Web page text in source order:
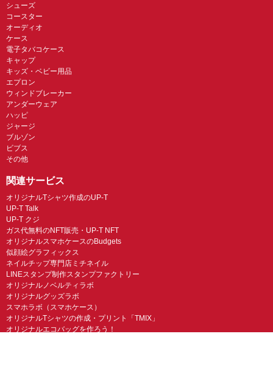
シューズ
コースター
オーディオ
ケース
電子タバコケース
キャップ
キッズ・ベビー用品
エプロン
ウィンドブレーカー
アンダーウェア
ハッピ
ジャージ
ブルゾン
ビブス
その他
関連サービス
オリジナルTシャツ作成のUP-T
UP-T Talk
UP-T クジ
ガス代無料のNFT販売・UP-T NFT
オリジナルスマホケースのBudgets
似顔絵グラフィックス
ネイルチップ専門店ミチネイル
LINEスタンプ制作スタンプファクトリー
オリジナルノベルティラボ
オリジナルグッズラボ
スマホラボ（スマホケース）
オリジナルTシャツの作成・プリント「TMIX」
オリジナルエコバッグを作ろう！